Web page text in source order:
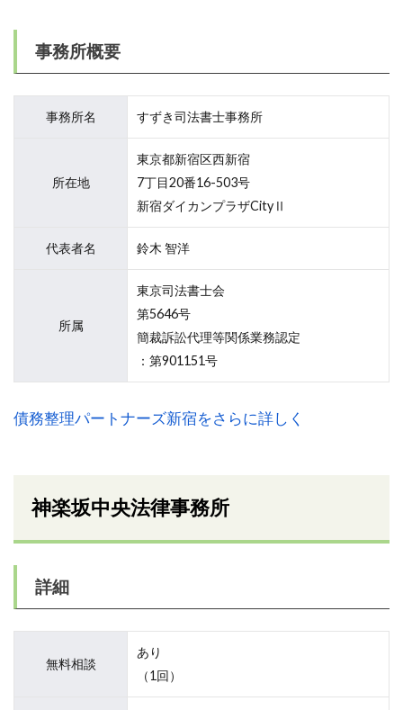
事務所概要
事務所名 すずき司法書士事務所
所在地
東京都新宿区西新宿
7丁目20番16-503号
新宿ダイカンプラザCityⅡ
代表者名 鈴木 智洋
所属
東京司法書士会
第5646号
簡裁訴訟代理等関係業務認定
：第901151号
債務整理パートナーズ新宿をさらに詳しく
神楽坂中央法律事務所
詳細
無料相談
あり
（1回）